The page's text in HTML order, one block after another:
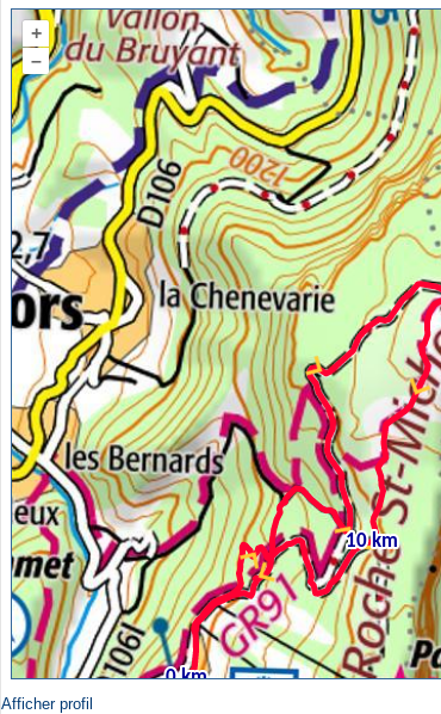
Afficher profil